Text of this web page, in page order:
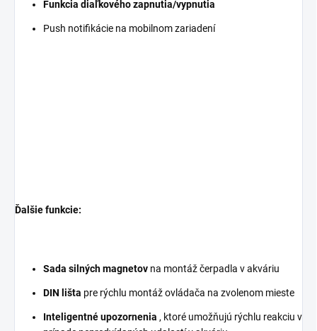
Funkcia diaľkového zapnutia/vypnutia
Push notifikácie na mobilnom zariadení
Ďalšie funkcie:
Sada silných magnetov na montáž čerpadla v akváriu
DIN lišta pre rýchlu montáž ovládača na zvolenom mieste
Inteligentné upozornenia , ktoré umožňujú rýchlu reakciu v